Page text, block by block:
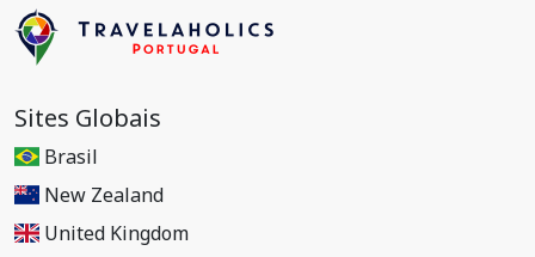
Sites Globais
Brasil
New Zealand
United Kingdom